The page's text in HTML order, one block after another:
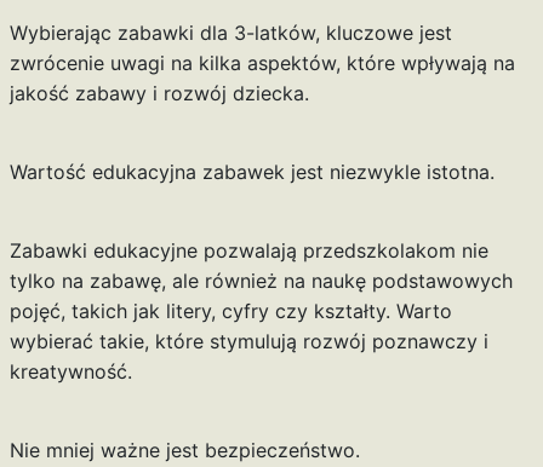
Wybierając zabawki dla 3-latków, kluczowe jest
zwrócenie uwagi na kilka aspektów, które wpływają na
jakość zabawy i rozwój dziecka.
Wartość edukacyjna zabawek jest niezwykle istotna.
Zabawki edukacyjne pozwalają przedszkolakom nie
tylko na zabawę, ale również na naukę podstawowych
pojęć, takich jak litery, cyfry czy kształty. Warto
wybierać takie, które stymulują rozwój poznawczy i
kreatywność.
Nie mniej ważne jest bezpieczeństwo.